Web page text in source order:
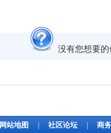
没有您想要
网站地图 社区论坛 商